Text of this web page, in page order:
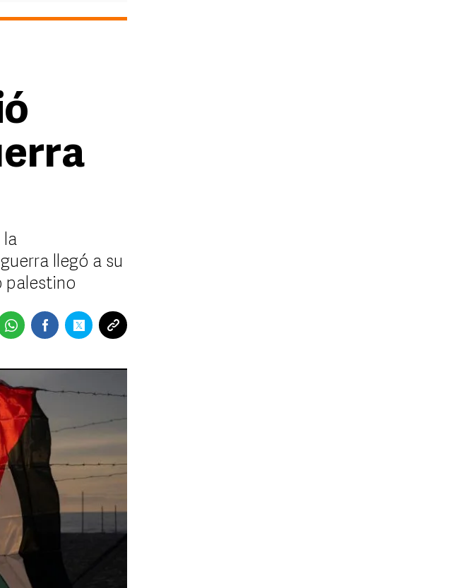
la
llegó a su
palestino